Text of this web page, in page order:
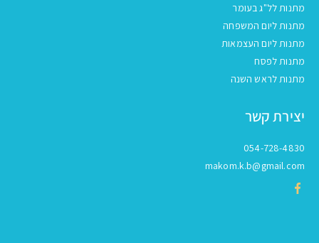
מתנות לל"ג בעומר
מתנות ליום המשפחה
מתנות ליום העצמאות
מתנות לפסח
מתנות לראש השנה
יצירת קשר
054-728-4830
makom.k.b@gmail.com